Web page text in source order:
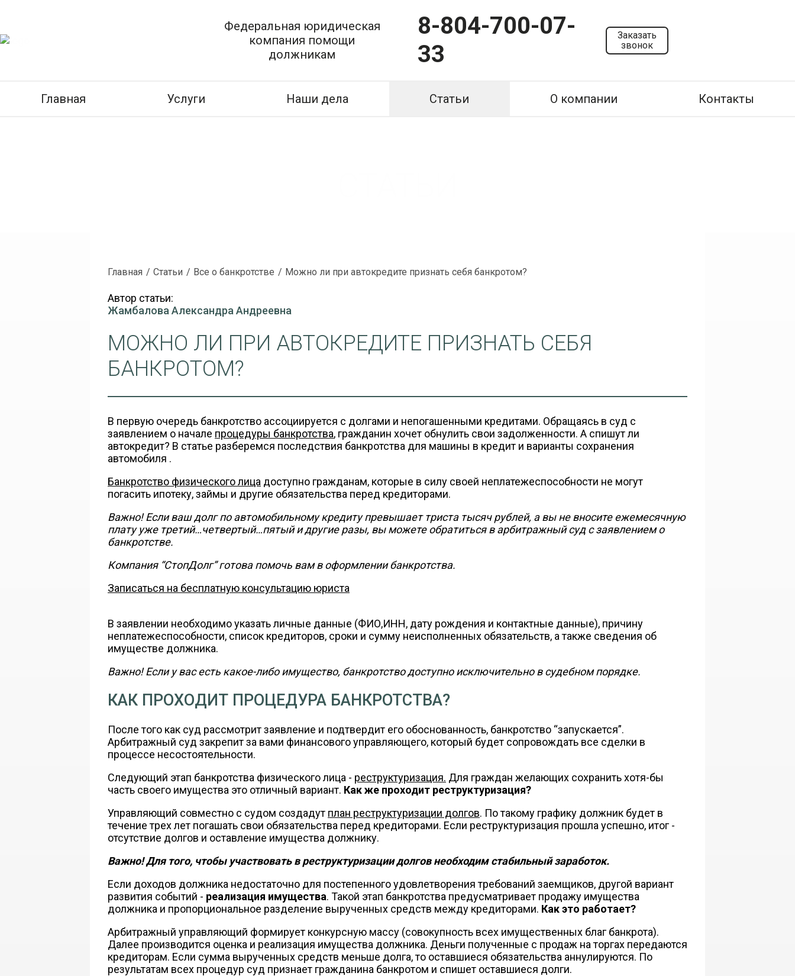
Федеральная юридическая
компания помощи
должникам
8-804-700-07-
33
Заказать
звонок
Главная Услуги Наши дела Статьи О компании Контакты
Главная Статьи Все о банкротстве Можно ли при автокредите признать себя банкротом?
Автор статьи:
Жамбалова Александра Андреевна
МОЖНО ЛИ ПРИ АВТОКРЕДИТЕ ПРИЗНАТЬ СЕБЯ
БАНКРОТОМ?
В первую очередь банкротство ассоциируется с долгами и непогашенными кредитами. Обращаясь в суд с
заявлением о начале процедуры банкротства, гражданин хочет обнулить свои задолженности. А спишут ли
автокредит? В статье разберемся последствия банкротства для машины в кредит и варианты сохранения
автомобиля .
Банкротство физического лица доступно гражданам, которые в силу своей неплатежеспособности не могут
погасить ипотеку, займы и другие обязательства перед кредиторами.
Важно! Если ваш долг по автомобильному кредиту превышает триста тысяч рублей, а вы не вносите ежемесячную
плату уже третий…четвертый…пятый и другие разы, вы можете обратиться в арбитражный суд с заявлением о
банкротстве.
Компания “СтопДолг” готова помочь вам в оформлении банкротства.
Записаться на бесплатную консультацию юриста
В заявлении необходимо указать личные данные (ФИО,ИНН, дату рождения и контактные данные), причину
неплатежеспособности, список кредиторов, сроки и сумму неисполненных обязательств, а также сведения об
имуществе должника.
Важно! Если у вас есть какое-либо имущество, банкротство доступно исключительно в судебном порядке.
КАК ПРОХОДИТ ПРОЦЕДУРА БАНКРОТСТВА?
После того как суд рассмотрит заявление и подтвердит его обоснованность, банкротство “запускается”.
Арбитражный суд закрепит за вами финансового управляющего, который будет сопровождать все сделки в
процессе несостоятельности.
Следующий этап банкротства физического лица - реструктуризация. Для граждан желающих сохранить хотя-бы
часть своего имущества это отличный вариант. Как же проходит реструктуризация?
Управляющий совместно с судом создадут план реструктуризации долгов. По такому графику должник будет в
течение трех лет погашать свои обязательства перед кредиторами. Если реструктуризация прошла успешно, итог -
отсутствие долгов и оставление имущества должнику.
Важно! Для того, чтобы участвовать в реструктуризации долгов необходим стабильный заработок.
Если доходов должника недостаточно для постепенного удовлетворения требований заемщиков, другой вариант
развития событий - реализация имущества. Такой этап банкротства предусматривает продажу имущества
должника и пропорциональное разделение вырученных средств между кредиторами. Как это работает?
Арбитражный управляющий формирует конкурсную массу (совокупность всех имущественных благ банкрота).
Далее производится оценка и реализация имущества должника. Деньги полученные с продаж на торгах передаются
кредиторам. Если сумма вырученных средств меньше долга, то оставшиеся обязательства аннулируются. По
результатам всех процедур суд признает гражданина банкротом и спишет оставшиеся долги.